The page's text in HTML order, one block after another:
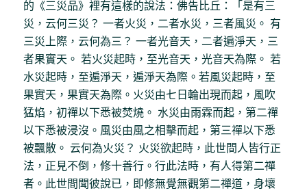
的《三災品》裡有這樣的說法：佛告比丘：「是有三
災，云何三災？ 一者火災，二者水災，三者風災。 有
三災上際，云何為三？ 一者光音天，二者遍淨天，三
者果實天。 若火災起時，至光音天，光音天為際。 若
水災起時，至遍淨天，遍淨天為際。若風災起時，至
果實天，果實天為際。火災由七日輪出現而起，風吹
猛焰，初禪以下悉被焚燒。 水災由雨霖而起，第二禪
以下悉被浸沒。風災由風之相擊而起，第三禪以下悉
被飄散。 云何為火災？ 火災欲起時，此世間人皆行正
法，正見不倒，修十善行。行此法時，有人得第二禪
者。此世間聞彼說已，即修無覺無觀第二禪道，身壞